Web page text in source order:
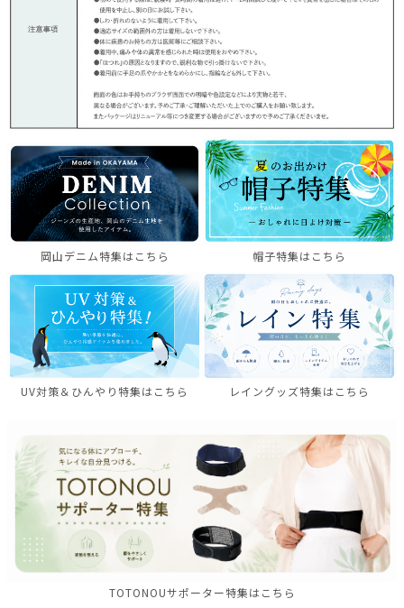
岡山デニム特集はこちら 帽子特集はこちら
UV対策＆ひんやり特集はこちら レイングッズ特集はこちら
TOTONOUサポーター特集はこちら